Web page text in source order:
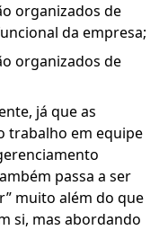
organizados de
da empresa;
organizados de
já que as
trabalho em equipe
passa a ser
muito além do que
si, mas abordando